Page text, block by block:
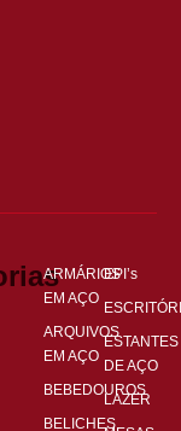
ARMÁRIOS
EM AÇO
ARQUIVOS
EM AÇO
BEBEDOUROS
BELICHES
EPI’s
ESTANTES
DE AÇO
LAZER